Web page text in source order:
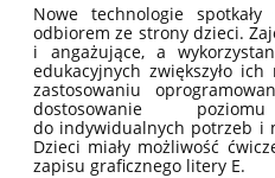
Nowe technologie
odbiorem ze strony dzieci.
i angażujące, a
edukacyjnych zwiększyło
zastosowaniu
dostosowanie
do indywidualnych potrzeb i
Dzieci miały możliwość
zapisu graficznego litery E.